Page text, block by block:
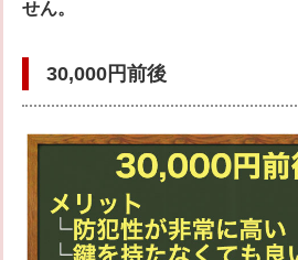
せん。
30,000円前後